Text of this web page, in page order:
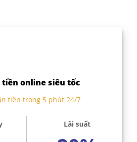
tiền online siêu tốc
tiền trong 5 phút 24/7
Lãi suất